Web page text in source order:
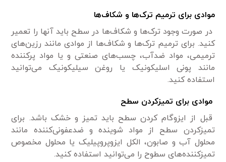
موادی برای ترمیم ترک‌ها و شکاف‌ها
در صورت وجود ترک‌ها و شکاف‌ها در سطح باید آنها را تعمیر
کنید. برای ترمیم ترک‌ها و شکاف‌ها از موادی مانند رزین‌های
ترمیمی، مواد ضدآب، چسب‌های صنعتی و یا مواد پرکننده
مانند پونی اسلیکونیک یا روغن سیلیکونیک می‌توانید
استفاده کنید.
موادی برای تمیزکردن سطح
قبل از ایزوگام کردن سطح باید تمیز و خشک باشد. برای
تمیزکردن سطح از مواد شوینده و ضدعفونی‌کننده مانند
محلول آب و صابون، الکل ایزوپروپیلیک یا محلول مخصوص
تمیزکننده‌های سطوح را می‌توانید استفاده کنید.